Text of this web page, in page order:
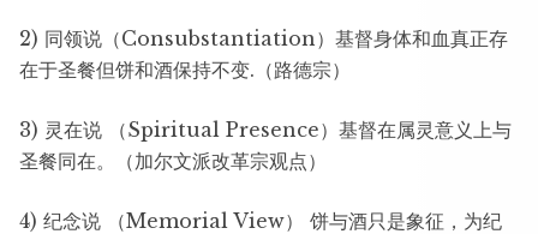
2) 同领说（Consubstantiation）基督身体和血真正存
在于圣餐但饼和酒保持不变.（路德宗）
3) 灵在说 （Spiritual Presence）基督在属灵意义上与
圣餐同在。（加尔文派改革宗观点）
4) 纪念说 （Memorial View） 饼与酒只是象征，为纪